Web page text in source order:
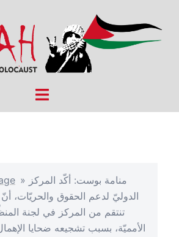
Toggle
» منامة بوست: أكّد المركز
الدوليّ لدعم الحقوق والحريّات،
تنتقم من المركز في لجنة
الأمميّة، بسبب تشجيعه ضحايا